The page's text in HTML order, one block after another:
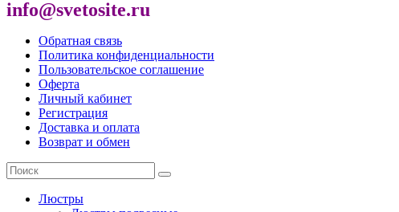
info@svetosite.ru
Обратная связь
Политика конфиденциальности
Пользовательское соглашение
Оферта
Личный кабинет
Регистрация
Доставка и оплата
Возврат и обмен
Люстры